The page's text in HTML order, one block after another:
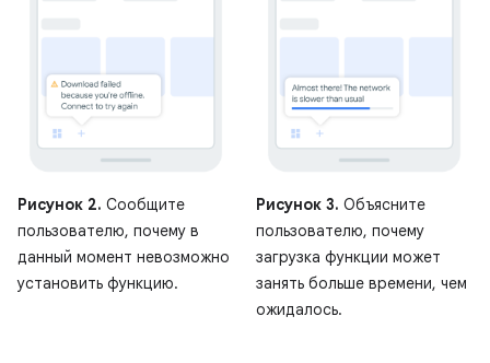
Рисунок 2. Сообщите
пользователю, почему в
данный момент невозможно
установить функцию.
Рисунок 3. Объясните
пользователю, почему
загрузка функции может
занять больше времени, чем
ожидалось.